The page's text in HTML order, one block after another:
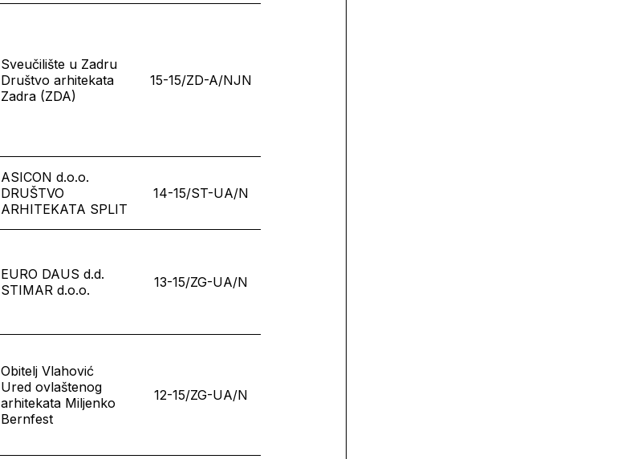
Sveučilište u Zadru
Društvo arhitekata
Zadra (ZDA)
15-15/ZD-A/NJN
ASICON d.o.o.
DRUŠTVO
ARHITEKATA SPLIT
14-15/ST-UA/N
EURO DAUS d.d.
STIMAR d.o.o.
13-15/ZG-UA/N
Obitelj Vlahović
Ured ovlaštenog
arhitekata Miljenko
Bernfest
12-15/ZG-UA/N